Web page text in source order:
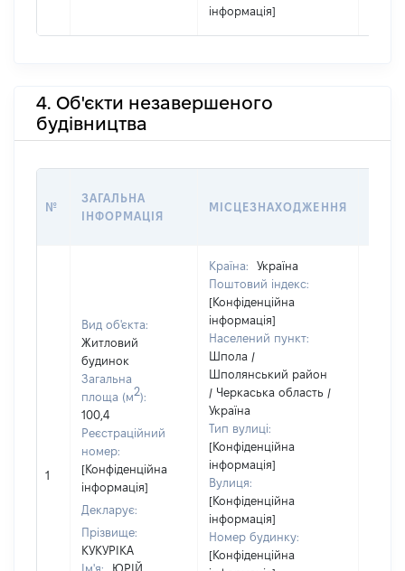
інформація]
4. Об'єкти незавершеного
будівництва
№
ЗАГАЛЬНА
ІНФОРМАЦІЯ
МІСЦЕЗНАХОДЖЕННЯ
1
Вид об'єкта:
Житловий
будинок
Загальна
площа (м2):
100,4
Реєстраційний
номер:
[Конфіденційна
інформація]
Декларує:
Прізвище:
КУКУРІКА
Ім'я:
ЮРІЙ
Країна:
Україна
Поштовий індекс:
[Конфіденційна
інформація]
Населений пункт:
Шпола /
Шполянський район
/ Черкаська область /
Україна
Тип вулиці:
[Конфіденційна
інформація]
Вулиця:
[Конфіденційна
інформація]
Номер будинку:
[Конфіденційна